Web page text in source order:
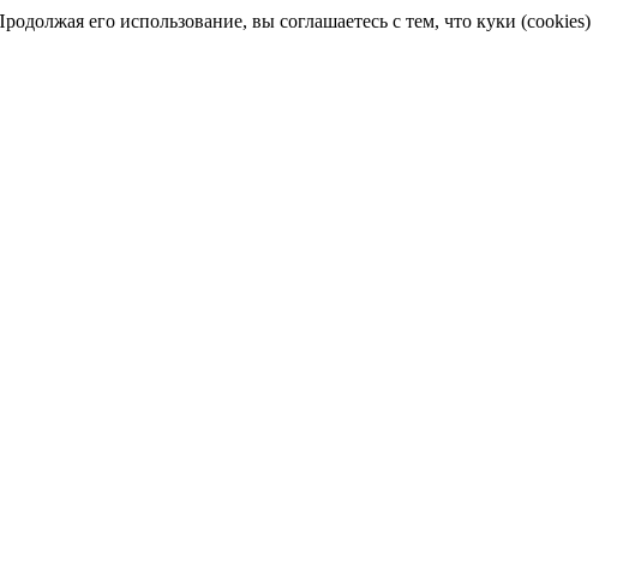
его использование, вы соглашаетесь с тем, что куки (cookies)